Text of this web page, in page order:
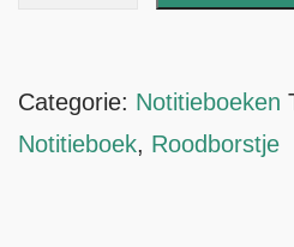
Categorie: Notitieboeken
Notitieboek, Roodborstje